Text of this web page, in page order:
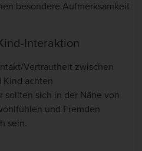
besondere Aufmerksamkeit
Interaktion
Vertrautheit zwischen
Kind achten
sollten sich in der Nähe von
und Fremden
sein.